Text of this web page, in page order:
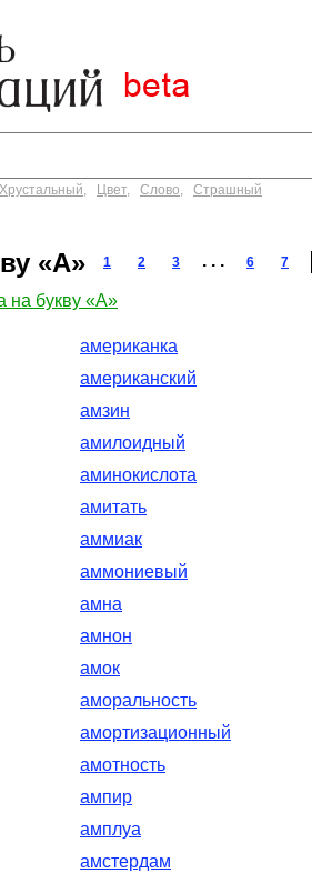
Хрустальный, Цвет, Слово, Страшный
«А» 1 2 3 . . . 6 7
на букву «А»
американка
американский
амзин
амилоидный
аминокислота
амитать
аммиак
аммониевый
амна
амнон
амок
аморальность
амортизационный
амотность
ампир
амплуа
амстердам